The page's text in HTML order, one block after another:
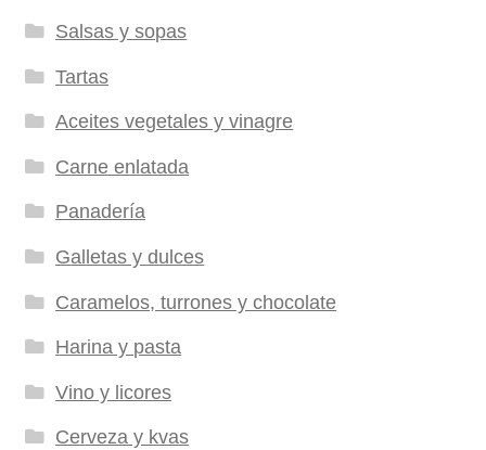
Salsas y sopas
Tartas
Aceites vegetales y vinagre
Carne enlatada
Panadería
Galletas y dulces
Caramelos, turrones y chocolate
Harina y pasta
Vino y licores
Cerveza y kvas